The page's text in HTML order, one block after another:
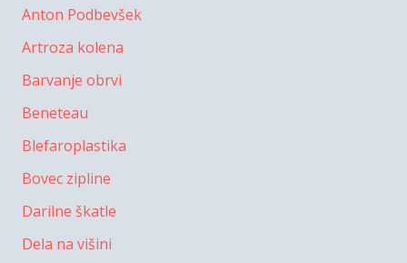
Anton Podbevšek
Artroza kolena
Barvanje obrvi
Beneteau
Blefaroplastika
Bovec zipline
Darilne škatle
Dela na višini